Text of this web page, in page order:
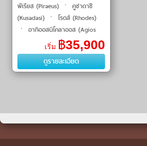
พีเรียส (Piraeus) ㆍ คูซาดาซี
(Kusadasi) ㆍ โรดส์ (Rhodes)
ㆍ อากิออสนิโคลาออส (Agios
Nikolaos) ㆍ ซานโตรินี
(Santorini) ㆍ มิโคนอส
(Mykonos) ㆍ มิลอส (Milos)
#เที่ยว�
เริ่ม ฿35,900
ดูรายละเอียด